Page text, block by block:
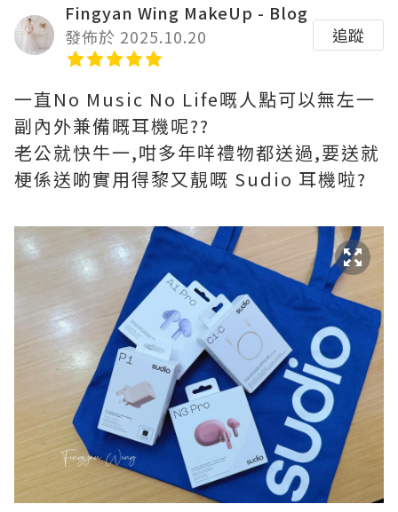
Fingyan Wing MakeUp - Blog
發佈於 2025.10.20
追蹤
一直No Music No Life嘅人點可以無左一
副內外兼備嘅耳機呢??
老公就快牛一,咁多年咩禮物都送過,要送就
梗係送啲實用得黎又靚嘅 Sudio 耳機啦?